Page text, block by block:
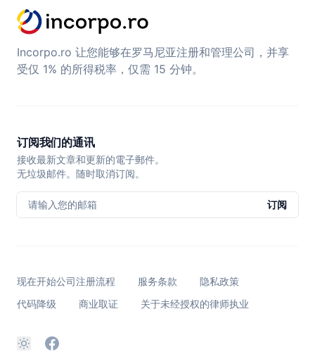
Incorpo.ro 让您能够在罗马尼亚注册和管理公司，并享
受仅 1% 的所得税率，仅需 15 分钟。
订阅我们的通讯
接收最新文章和更新的電子郵件。
无垃圾邮件。随时取消订阅。
请输入您的邮箱 订阅
现在开始公司注册流程 服务条款
隐私政策
代码降级
商业取证 关于未经授权的律师执业